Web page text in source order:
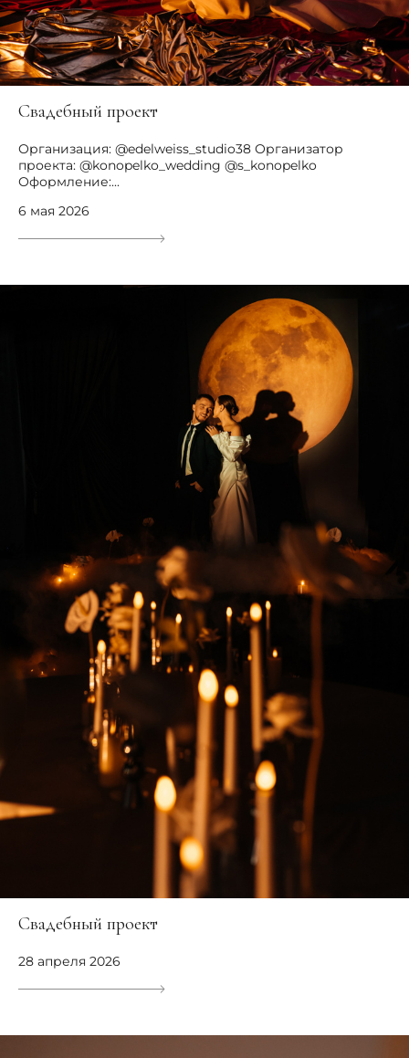
Свадебный проект
Организация: @edelweiss_studio38 Организатор
проекта: @konopelko_wedding @s_konopelko
Оформление:...
6 мая 2026
Свадебный проект
28 апреля 2026